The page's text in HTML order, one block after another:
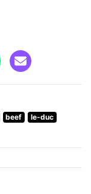
beef
le-duc